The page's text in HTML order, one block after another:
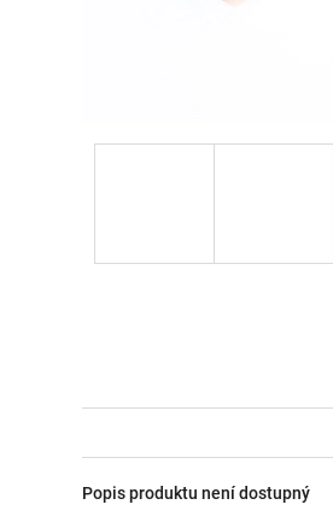
Popis produktu není dostupný